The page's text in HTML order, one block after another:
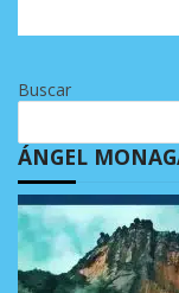
Buscar
ÁNGEL